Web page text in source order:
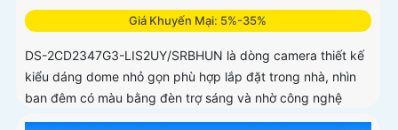
Giá Khuyến Mại: 5%-35%
DS-2CD2347G3-LIS2UY/SRBHUN là dòng camera thiết kế
kiểu dáng dome nhỏ gọn phù hợp lắp đặt trong nhà, nhìn
ban đêm có màu bằng đèn trợ sáng và nhờ công nghệ
ColorVU HikAI-ISP, có tính năng AI giúp nhận diện người và